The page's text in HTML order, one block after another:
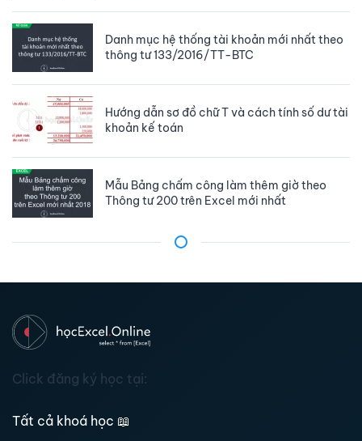
Danh mục hệ thống tài khoản mới nhất theo
thông tư 133/2016/TT-BTC
Hướng dẫn sơ đồ chữ T và cách tính số dư tài
khoản kế toán
Mẫu Bảng chấm công làm thêm giờ theo
Thông tư 200 trên Excel mới nhất
Click đăng ký học tại:
Tất cả khoá học 📖